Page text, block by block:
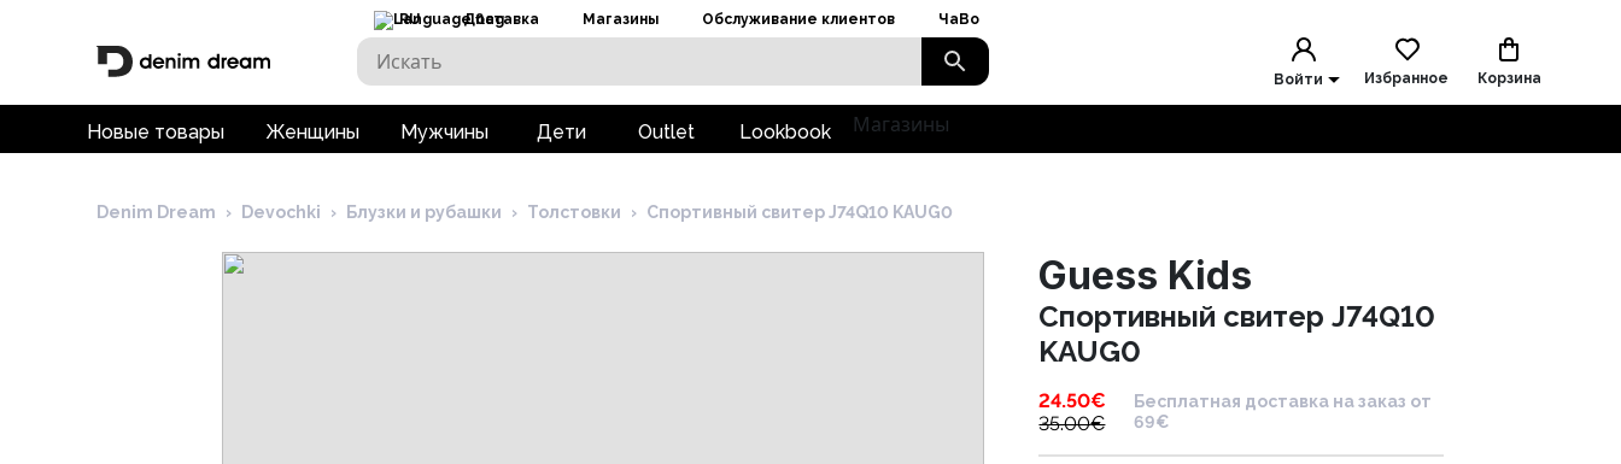
RU Доставка Магазины Обслуживание клиентов ЧаВо
Войти Избранное Корзина
Новые товары Женщины Мужчины Дети Outlet Lookbook Магазины
Denim Dream › Devochki › Блузки и рубашки › Толстовки › Cпортивный свитер J74Q10 KAUG0
Guess Kids
Cпортивный свитер J74Q10
KAUG0
24.50€
35.00€
Бесплатная доставка на заказ от
69€